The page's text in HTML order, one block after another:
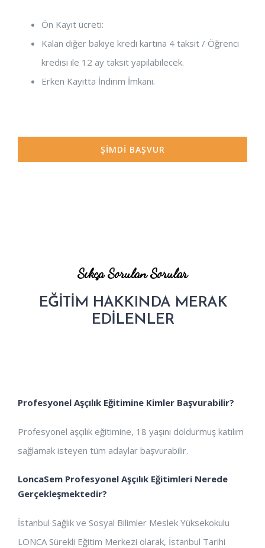
Ön Kayıt ücreti:
Kalan diğer bakiye kredi kartına 4 taksit / Öğrenci
kredisi ile 12 ay taksit yapılabilecek.
Erken Kayıtta İndirim İmkanı.
ŞİMDİ BAŞVUR
Sıkça Sorulan Sorular
EĞİTİM HAKKINDA MERAK
EDİLENLER
Profesyonel Aşçılık Eğitimine Kimler Başvurabilir?
Profesyonel aşçılık eğitimine, 18 yaşını doldurmuş katılım
sağlamak isteyen tüm adaylar başvurabilir.
LoncaSem Profesyonel Aşçılık Eğitimleri Nerede
Gerçekleşmektedir?
İstanbul Sağlık ve Sosyal Bilimler Meslek Yüksekokulu
LONCA Sürekli Eğitim Merkezi olarak, İstanbul Tarihi